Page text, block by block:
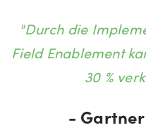
"Durch die
Field Enablement
30 %
-